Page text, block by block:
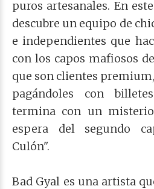
puros artesanales. En
descubre un equipo de
e independientes que
con los capos mafiosos
que son clientes
pagándoles con
termina con un
espera del segundo
Culón".
Bad Gyal es una artista